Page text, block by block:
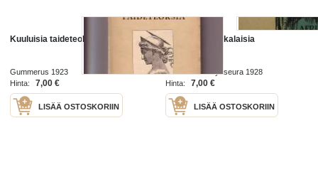
Kuuluisia taideteoksia
Gummerus 1923
Hinta:
7,00 €
LISÄÄ OSTOSKORIIN
Kuuluisia afrikkalaisia
Suomen Lähetysseura 1928
Hinta:
7,00 €
LISÄÄ OSTOSKORIIN